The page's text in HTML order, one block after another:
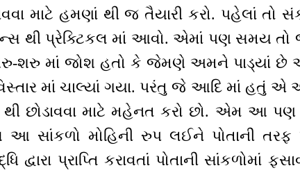
માટે હમણાં થી જ તૈયારી કરો. પહેલાં તો
થી પ્રેક્ટિકલ માં આવો. એમાં પણ સમય
શરુ માં જોશ હતો કે જેમણે અમને પાડ્યાં
માં ચાલ્યાં ગયા. પરંતુ જે આદિ માં હતું
થી છોડાવવા માટે મહેનત કરો છો. એમ આ
આ સાંકળો મોહિની રુપ લઈને પોતાની
દ્વારા પ્રાપ્તિ કરાવતાં પોતાની સાંકળોમાં